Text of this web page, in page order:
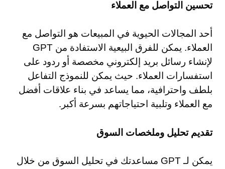
تحسين التواصل مع العملاء
أحد المجالات الحيوية في المبيعات هو التواصل مع
العملاء. يمكن للفرق البيعية الاستفادة من GPT
لإنشاء رسائل بريد إلكتروني مخصصة أو ردود على
استفسارات العملاء. حيث يمكن للنموذج التفاعل
بلطف واحترافية، مما يساعد في بناء علاقات أفضل
مع العملاء وتلبية احتياجاتهم بسرعة أكبر.
تقديم تحليل وملخصات السوق
يمكن لـ GPT مساعدتك في تحليل السوق من خلال